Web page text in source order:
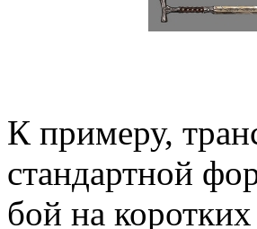
К примеру,
стандартной
бой на